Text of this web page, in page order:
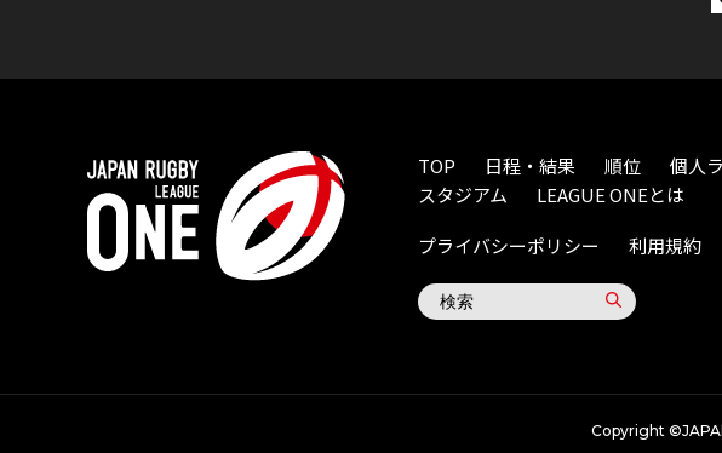
TOP 日程・結果 順位 個人
スタジアム
LEAGUE ONEとは
プライバシーポリシー
利用規約
Copyright